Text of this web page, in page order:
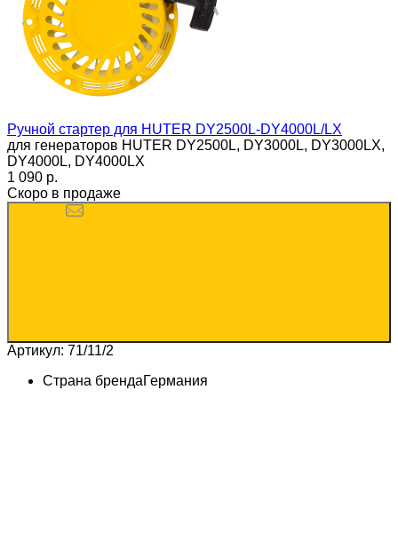
Ручной стартер для HUTER DY2500L-DY4000L/LX
для генераторов HUTER DY2500L, DY3000L​, DY3000LX​,
DY4000L, DY4000LX
1 090 p.
Скоро в продаже
Артикул: 71/11/2
Страна брендаГермания